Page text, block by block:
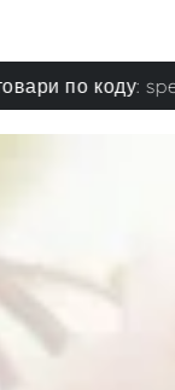
по коду: special